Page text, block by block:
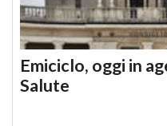
Emiciclo, oggi in
Salute